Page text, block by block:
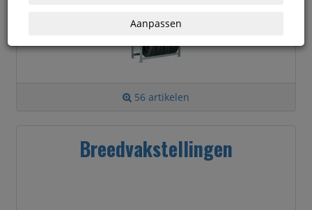
56 artikelen
Breedvakstellingen
Aanpassen